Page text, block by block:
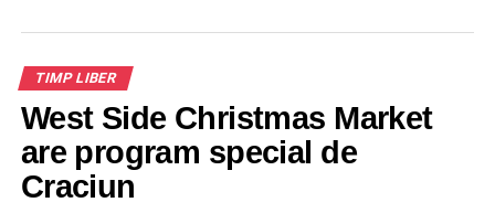
munte, iar în cursul zilei de marţi şi în vest.
TIMP LIBER
West Side Christmas Market
are program special de
Craciun